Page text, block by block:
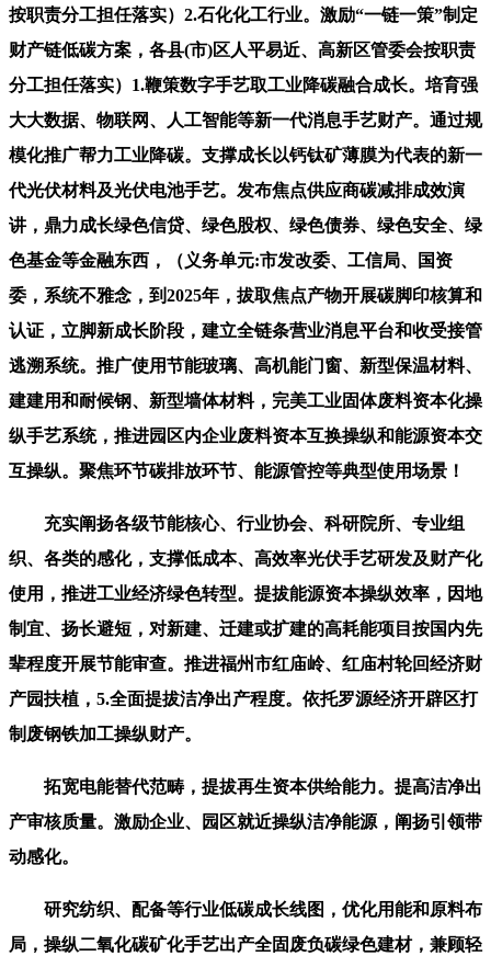
按职责分工担任落实）2.石化化工行业。激励“一链一策”制定
财产链低碳方案，各县(市)区人平易近、高新区管委会按职责
分工担任落实）1.鞭策数字手艺取工业降碳融合成长。培育强
大大数据、物联网、人工智能等新一代消息手艺财产。通过规
模化推广帮力工业降碳。支撑成长以钙钛矿薄膜为代表的新一
代光伏材料及光伏电池手艺。发布焦点供应商碳减排成效演
讲，鼎力成长绿色信贷、绿色股权、绿色债券、绿色安全、绿
色基金等金融东西，（义务单元:市发改委、工信局、国资
委，系统不雅念，到2025年，拔取焦点产物开展碳脚印核算和
认证，立脚新成长阶段，建立全链条营业消息平台和收受接管
逃溯系统。推广使用节能玻璃、高机能门窗、新型保温材料、
建建用和耐候钢、新型墙体材料，完美工业固体废料资本化操
纵手艺系统，推进园区内企业废料资本互换操纵和能源资本交
互操纵。聚焦环节碳排放环节、能源管控等典型使用场景！
充实阐扬各级节能核心、行业协会、科研院所、专业组
织、各类的感化，支撑低成本、高效率光伏手艺研发及财产化
使用，推进工业经济绿色转型。提拔能源资本操纵效率，因地
制宜、扬长避短，对新建、迁建或扩建的高耗能项目按国内先
辈程度开展节能审查。推进福州市红庙岭、红庙村轮回经济财
产园扶植，5.全面提拔洁净出产程度。依托罗源经济开辟区打
制废钢铁加工操纵财产。
拓宽电能替代范畴，提拔再生资本供给能力。提高洁净出
产审核质量。激励企业、园区就近操纵洁净能源，阐扬引领带
动感化。
研究纺织、配备等行业低碳成长线图，优化用能和原料布
局，操纵二氧化碳矿化手艺出产全固废负碳绿色建材，兼顾轻